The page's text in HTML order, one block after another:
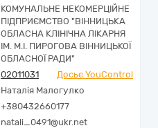
КОМУНАЛЬНЕ НЕКОМЕРЦІЙНЕ
ПІДПРИЄМСТВО "ВІННИЦЬКА
ОБЛАСНА КЛІНІЧНА ЛІКАРНЯ
ІМ. М.І. ПИРОГОВА ВІННИЦЬКОЇ
ОБЛАСНОЇ РАДИ"
02011031
Досьє YouControl
Наталія Малогулко
+380432660177
natali_0491@ukr.net